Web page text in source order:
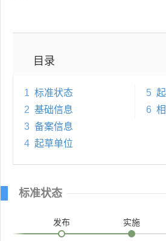
目录
1 标准状态
2 基础信息
3 备案信息
4 起草单位
5
6
标准状态
发布 实施